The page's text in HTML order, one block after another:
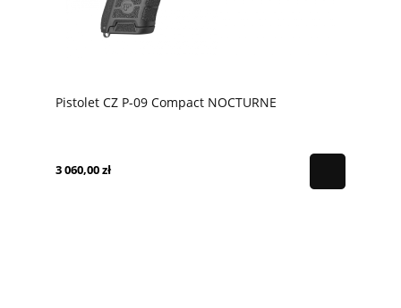
Pistolet CZ P-09 Compact NOCTURNE
3 060,00 zł